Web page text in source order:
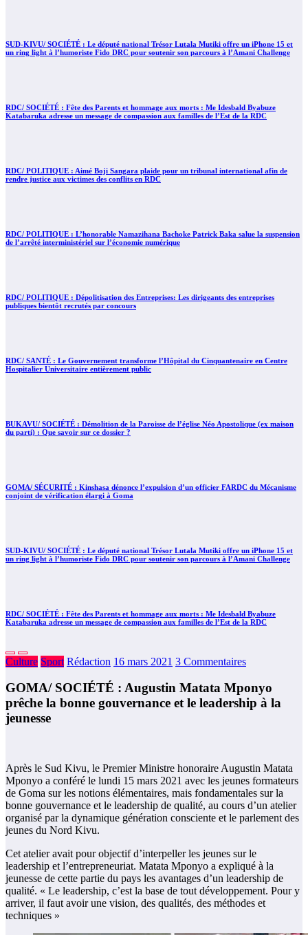
SUD-KIVU/ SOCIÉTÉ : Le député national Trésor Lutala Mutiki offre un iPhone 15 et
un ring light à l’humoriste Fido DRC pour soutenir son parcours à l’Amani Challenge
RDC/ SOCIÉTÉ : Fête des Parents et hommage aux morts : Me Idesbald Byabuze
Katabaruka adresse un message de compassion aux familles de l’Est de la RDC
RDC/ POLITIQUE : Aimé Boji Sangara plaide pour un tribunal international afin de
rendre justice aux victimes des conflits en RDC
RDC/ POLITIQUE : L’honorable Namazihana Bachoke Patrick Baka salue la suspension
de l’arrêté interministériel sur l’économie numérique
RDC/ POLITIQUE : Dépolitisation des Entreprises: Les dirigeants des entreprises
publiques bientôt recrutés par concours
RDC/ SANTÉ : Le Gouvernement transforme l’Hôpital du Cinquantenaire en Centre
Hospitalier Universitaire entièrement public
BUKAVU/ SOCIÉTÉ : Démolition de la Paroisse de l’église Néo Apostolique (ex maison
du parti) : Que savoir sur ce dossier ?
GOMA/ SÉCURITÉ : Kinshasa dénonce l’expulsion d’un officier FARDC du Mécanisme
conjoint de vérification élargi à Goma
SUD-KIVU/ SOCIÉTÉ : Le député national Trésor Lutala Mutiki offre un iPhone 15 et
un ring light à l’humoriste Fido DRC pour soutenir son parcours à l’Amani Challenge
RDC/ SOCIÉTÉ : Fête des Parents et hommage aux morts : Me Idesbald Byabuze
Katabaruka adresse un message de compassion aux familles de l’Est de la RDC
Culture Sport Rédaction 16 mars 2021 3 Commentaires
GOMA/ SOCIÉTÉ : Augustin Matata Mponyo
prêche la bonne gouvernance et le leadership à la
jeunesse
Après le Sud Kivu, le Premier Ministre honoraire Augustin Matata
Mponyo a conféré le lundi 15 mars 2021 avec les jeunes formateurs
de Goma sur les notions élémentaires, mais fondamentales sur la
bonne gouvernance et le leadership de qualité, au cours d’un atelier
organisé par la dynamique génération consciente et le parlement des
jeunes du Nord Kivu.
Cet atelier avait pour objectif d’interpeller les jeunes sur le
leadership et l’entrepreneuriat. Matata Mponyo a expliqué à la
jeunesse de cette partie du pays les avantages d’un leadership de
qualité. « Le leadership, c’est la base de tout développement. Pour y
arriver, il faut avoir une vision, des qualités, des méthodes et
techniques »